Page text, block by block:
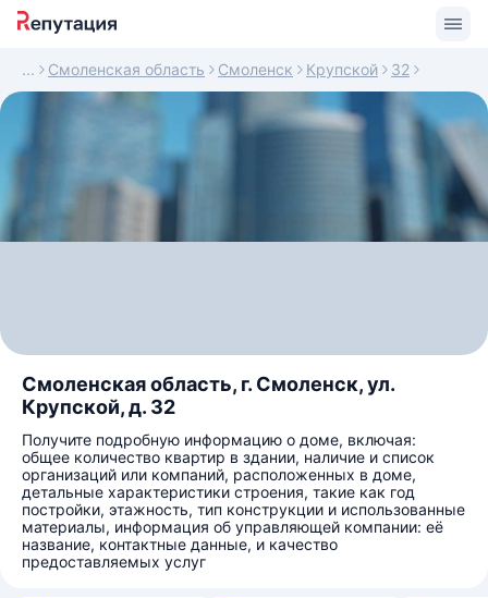
Смоленская область Смоленск Крупской 32
Смоленская область, г. Смоленск, ул.
Крупской, д. 32
Получите подробную информацию о доме, включая:
общее количество квартир в здании, наличие и список
организаций или компаний, расположенных в доме,
детальные характеристики строения, такие как год
постройки, этажность, тип конструкции и использованные
материалы, информация об управляющей компании: её
название, контактные данные, и качество
предоставляемых услуг